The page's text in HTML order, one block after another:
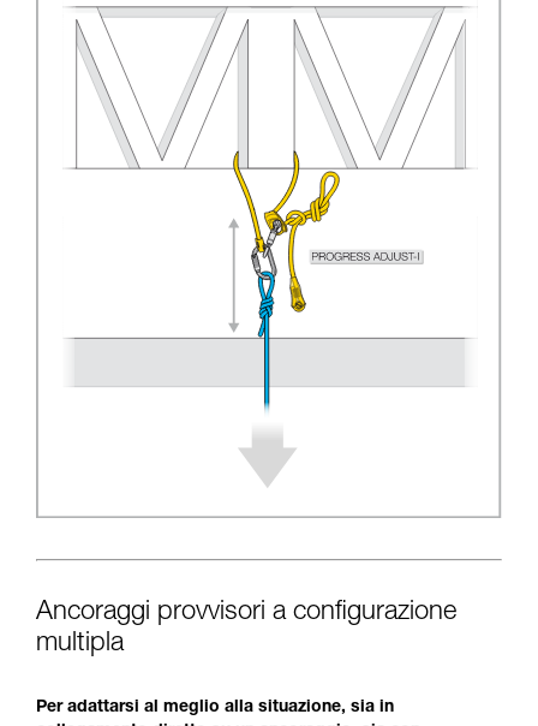
Ancoraggi provvisori a configurazione
multipla
Per adattarsi al meglio alla situazione, sia in